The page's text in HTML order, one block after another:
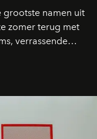
grootste namen uit
zomer terug met
verrassende
projecten: dit zijn